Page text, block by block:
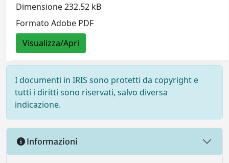
Dimensione 232.52 kB
Formato Adobe PDF
Visualizza/Apri
I documenti in IRIS sono protetti da copyright e
tutti i diritti sono riservati, salvo diversa
indicazione.
Informazioni